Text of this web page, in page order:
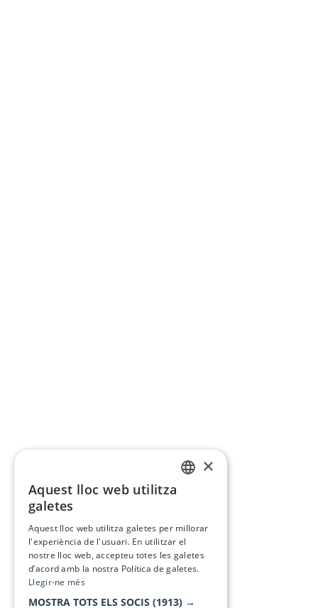
×
Aquest lloc web utilitza
galetes
Aquest lloc web utilitza galetes per millorar
l'experiència de l'usuari. En utilitzar el
nostre lloc web, accepteu totes les galetes
d’acord amb la nostra Política de galetes.
Llegir-ne més
MOSTRA TOTS ELS SOCIS (1913) →